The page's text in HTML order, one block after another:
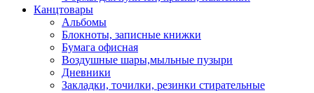
Канцтовары
Альбомы
Блокноты, записные книжки
Бумага офисная
Воздушные шары,мыльные пузыри
Дневники
Закладки, точилки, резинки стирательные